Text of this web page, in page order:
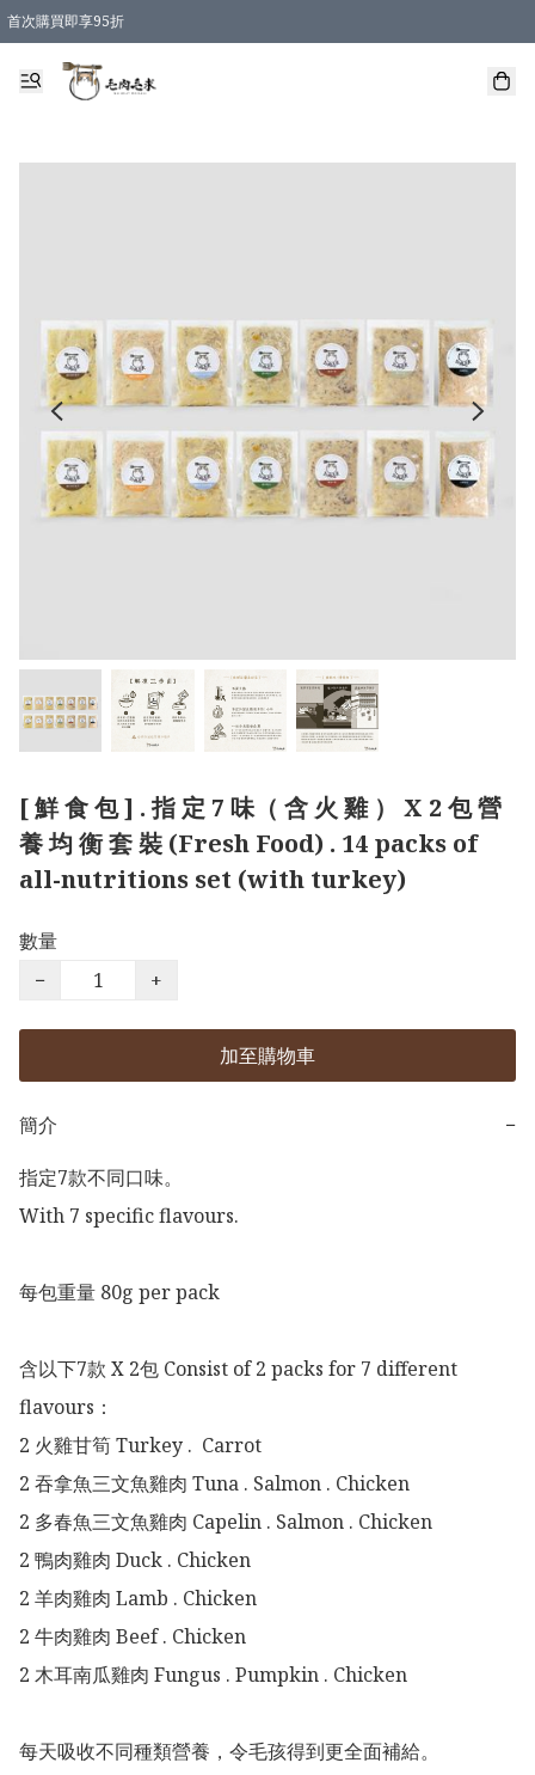
首次購買即享95折
凡購物滿 HKD 600 即享運費減免優惠
[ 鮮 食 包 ] . 指 定 7 味（ 含 火 雞 ） X 2 包 營
養 均 衡 套 裝 (Fresh Food) . 14 packs of
all-nutritions set (with turkey)
數量
−
+
加至購物車
簡介
−
指定7款不同口味。
With 7 specific flavours.
每包重量 80g per pack
含以下7款 X 2包 Consist of 2 packs for 7 different
flavours：
2 火雞甘筍 Turkey .  Carrot
2 吞拿魚三文魚雞肉 Tuna . Salmon . Chicken
2 多春魚三文魚雞肉 Capelin . Salmon . Chicken
2 鴨肉雞肉 Duck . Chicken
2 羊肉雞肉 Lamb . Chicken
2 牛肉雞肉 Beef . Chicken
2 木耳南瓜雞肉 Fungus . Pumpkin . Chicken
每天吸收不同種類營養，令毛孩得到更全面補給。